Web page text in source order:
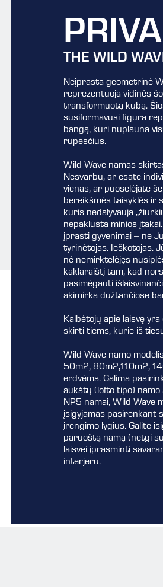
THE WILD
Neįprasta geometrinė
reprezentuoja vidinės
transformuotą kubą.
susiformavusi figūra
bangą, kuri nuplauna
rūpesčius.
Wild Wave namas
Nesvarbu, ar esate
vienas, ar puoselėjate
bereikšmės taisyklės ir
kuris nedalyvauja
nepaklūsta minios
įprasti gyvenimai – ne
tyrinėtojas. Ieškotojas.
nė nemirktelėjęs
kaklaraištį tam, kad
pasimėgauti
akimirka dūžtančiose
Kalbėtojų apie laisvę
skirti tiems, kurie iš
Wild Wave namo
50m2, 80m2,110m2,
erdvėms. Galima
aukštų (lofto tipo)
NP5 namai, Wild Wave
įsigyjamas pasirenkant
įrengimo lygius. Galite
paruoštą namą (netgi
laisvei įprasminti
interjeru.